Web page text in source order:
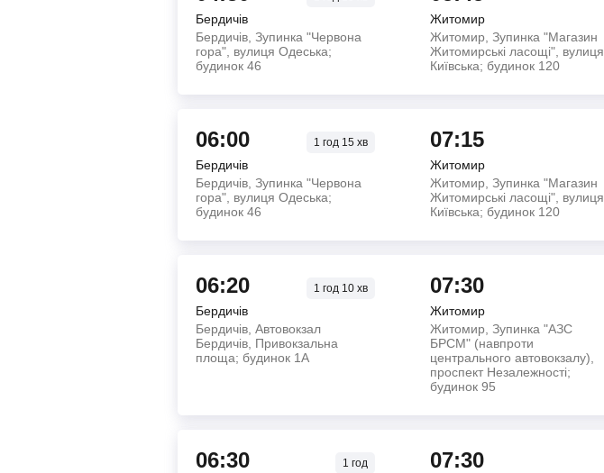
Бердичів
Бердичів, Зупинка "Червона
гора", вулиця Одеська;
будинок 46
Житомир
Житомир, Зупинка "Магазин
Житомирські ласощі", вулиця
Київська; будинок 120
06:00 1 год15 хв
Бердичів
Бердичів, Зупинка "Червона
гора", вулиця Одеська;
будинок 46
07:15
Житомир
Житомир, Зупинка "Магазин
Житомирські ласощі", вулиця
Київська; будинок 120
06:20 1 год10 хв
Бердичів
Бердичів, Автовокзал
Бердичів, Привокзальна
площа; будинок 1А
07:30
Житомир
Житомир, Зупинка "АЗС
БРСМ" (навпроти
центрального автовокзалу),
проспект Незалежності;
будинок 95
06:30 1 год 07:30